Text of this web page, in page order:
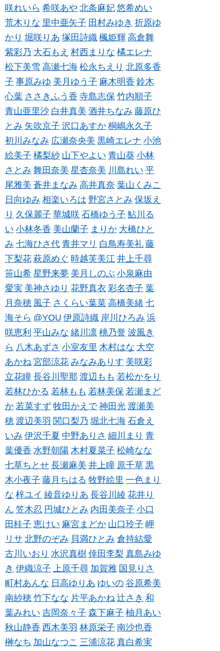
咲れいら 希咲あや 北条麻妃 悠希めい
荒木りな 里中亜矢子 田村みゆき 折原ゆ
かり 堀咲りあ 塚田詩織 楓姫輝 高倉舞
紫彩乃 大石もえ 村西まりな 橘エレナ
松下美雪 高瀬七海 松永ちえり 北原多香
子 事原みゆ 美月ゆう子 麻木明香 鈴木
心葉 ささきふう香 寺島志保 竹内順子
青山亜里沙 白井真美 酒井ちなみ 藤原ひ
とみ 矢吹京子 沢口あすか 桐嶋永久子
初川みなみ 広瀬奈央美 黒崎エレナ 小池
絵美子 橘梨紗 山下やよい 青山葵 小林
さとみ 舞田奈美 星杏奈美 川島れい 平
尾雅美 蒼井まなみ 高井真奈 葉山くみこ
日向ゆみ 相楽いろは 野宮さとみ 保坂え
り 久保麗子 華城咲 石橋ゆう子 鮎川る
い 小林冬香 美山蘭子 まりか 大橋ひと
み 七海ひさ代 青井マリ 白鳥寿美礼 藤
下梨花 萩原めぐ 時越芙美江 井上千尋
笹山希 星野来夢 美月しのぶ 小泉麻由
愛実 美神さゆり 花野真衣 彩名杏子 葉
月奈穂 風子 さくらい葉菜 高橋美緒 七
海そら @YOU 伊原詩織 岸川ひろみ 浜
咲恵利 平山みな 緒川凛 桃乃誉 波風き
ら 八木あずさ 小室友里 木村はな 大空
あかね 宮部涼花 みなみありす 美咲彩
立花瞳 長谷川聖那 渡辺もも 若松かをり
若林ひかる 若林もも 若林美保 若瀬まど
か 若菜すず 牧田かえで 神田光 渡瀬美
穂 渡辺美羽 関口梨乃 堀北七海 石倉え
いみ 伊沢千夏 中野ありさ 細川まり 青
葉優香 水野朝陽 木村夏菜子 松崎なな
七草ちとせ 長瀬麻美 井上瞳 原千草 黒
木小夜子 藤月ちはる 牧野絵里 一色まり
な 梓ユイ 綾音ゆりあ 長谷川綾 花井り
ん 笠木忍 円城ひとみ 内田美奈子 小口
田桂子 恵けい 麻宮まどか 山口玲子 岬
リサ 北野のぞみ 貝満ひとみ 倉持結愛
古川いおり 水沢真樹 倖田李梨 真島みゆ
き 伊織涼子 上原千尋 加賀雅 国見りさ
町村あんな 日高ゆりあ ゆいの 谷原希美
南紗穂 竹下なな 片平あかね 辻さき 和
葉みれい 吉岡奈々子 森下麻子 柚月あい
秋山静香 西木美羽 林原栄子 南沙也香
榊なち 加山なつこ 三浦涼花 真白希実